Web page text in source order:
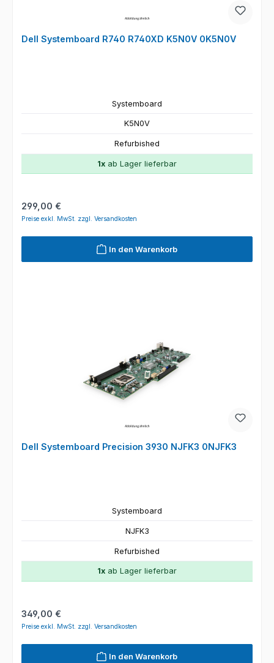
Dell Systemboard R740 R740XD K5N0V 0K5N0V
Systemboard
K5N0V
Refurbished
1x ab Lager lieferbar
Regulärer Preis:
299,00 €
Preise exkl. MwSt. zzgl. Versandkosten
In den Warenkorb
Dell Systemboard Precision 3930 NJFK3 0NJFK3
Systemboard
NJFK3
Refurbished
1x ab Lager lieferbar
Regulärer Preis:
349,00 €
Preise exkl. MwSt. zzgl. Versandkosten
In den Warenkorb